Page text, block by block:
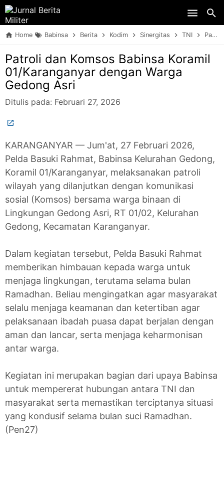
Home Babinsa Berita Kodim Sinergitas TNI Patroli dan Komsos Babinsa Koramil 01/Karanganyar dengan Warga Gedong Asri
Patroli dan Komsos Babinsa Koramil
01/Karanganyar dengan Warga
Gedong Asri
Ditulis pada: Februari 27, 2026
KARANGANYAR — Jum'at, 27 Februari 2026,
Pelda Basuki Rahmat, Babinsa Kelurahan Gedong,
Koramil 01/Karanganyar, melaksanakan patroli
wilayah yang dilanjutkan dengan komunikasi
sosial (Komsos) bersama warga binaan di
Lingkungan Gedong Asri, RT 01/02, Kelurahan
Gedong, Kecamatan Karanganyar.
Dalam kegiatan tersebut, Pelda Basuki Rahmat
memberikan himbauan kepada warga untuk
menjaga lingkungan, terutama selama bulan
Ramadhan. Beliau mengingatkan agar masyarakat
selalu menjaga keamanan dan ketertiban agar
pelaksanaan ibadah puasa dapat berjalan dengan
aman dan lancar, serta menjaga keharmonisan
antar warga.
Kegiatan ini merupakan bagian dari upaya Babinsa
untuk mempererat hubungan antara TNI dan
masyarakat serta memastikan terciptanya situasi
yang kondusif selama bulan suci Ramadhan.
(Pen27)